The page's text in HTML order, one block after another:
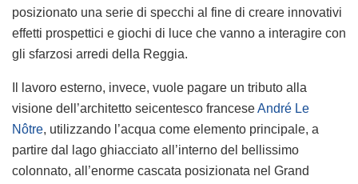
posizionato una serie di specchi al fine di creare innovativi
effetti prospettici e giochi di luce che vanno a interagire con
gli sfarzosi arredi della Reggia.
Il lavoro esterno, invece, vuole pagare un tributo alla
visione dell’architetto seicentesco franceseAndré Le
Nôtre, utilizzando l’acqua come elemento principale, a
partire dal lago ghiacciato all’interno del bellissimo
colonnato, all’enorme cascata posizionata nel Grand